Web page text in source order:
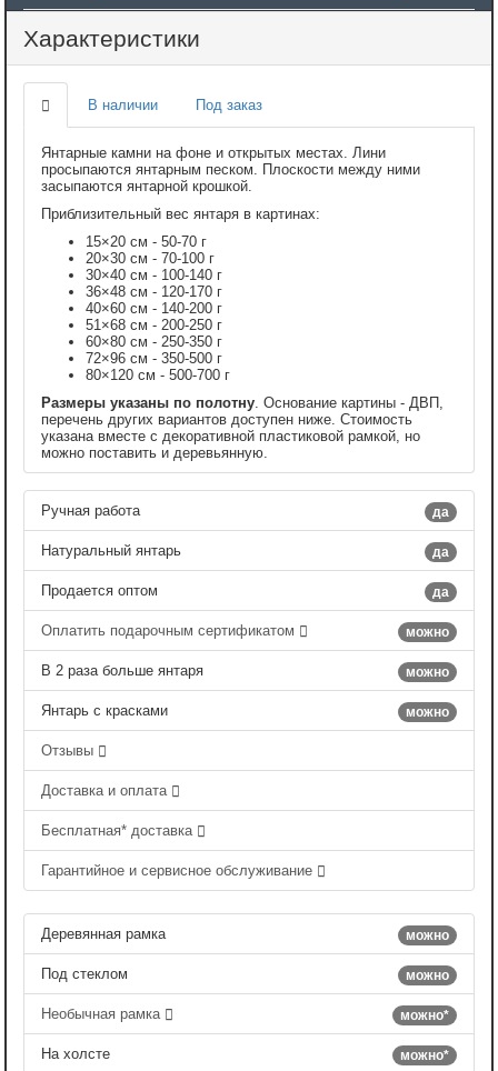
Характеристики
В наличии Под заказ
Янтарные камни на фоне и открытых местах. Лини
просыпаются янтарным песком. Плоскости между ними
засыпаются янтарной крошкой.
Приблизительный вес янтаря в картинах:
15×20 см - 50-70 г
20×30 см - 70-100 г
30×40 см - 100-140 г
36×48 см - 120-170 г
40×60 см - 140-200 г
51×68 см - 200-250 г
60×80 см - 250-350 г
72×96 см - 350-500 г
80×120 см - 500-700 г
Размеры указаны по полотну . Основание картины - ДВП,
перечень других вариантов доступен ниже. Стоимость
указана вместе с декоративной пластиковой рамкой, но
можно поставить и деревьянную.
да
Ручная работа
да
Натуральный янтарь
да
Продается оптом
можно
Оплатить подарочным сертификатом
можно
В 2 раза больше янтаря
можно
Янтарь с красками
Отзывы
Доставка и оплата
Бесплатная* доставка
Гарантийное и сервисное обслуживание
можно
Деревянная рамка
можно
Под стеклом
можно*
Необычная рамка
можно*
На холсте